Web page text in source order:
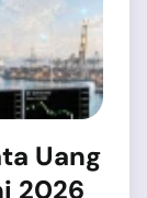
Uang
2026